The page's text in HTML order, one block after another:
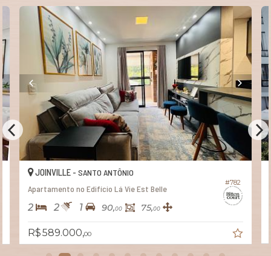
#782
JOINVILLE -SANTO ANTÔNIO
Apartamento no Edifício Lá Vie Est Belle
2 2 1 90,00 75,00
R$ 589.000,00